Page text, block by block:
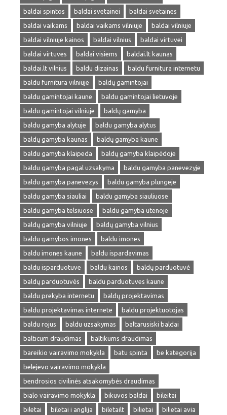
baldai spintos
baldai svetainei
baldai svetaines
baldai vaikams
baldai vaikams vilniuje
baldai vilniuje
baldai vilniuje kainos
baldai vilnius
baldai virtuvei
baldai virtuves
baldai visiems
baldai.lt kaunas
baldai.lt vilnius
baldu dizainas
baldu furnitura internetu
baldu furnitura vilniuje
baldų gamintojai
baldu gamintojai kaune
baldu gamintojai lietuvoje
baldu gamintojai vilniuje
baldų gamyba
baldu gamyba alytuje
baldu gamyba alytus
baldų gamyba kaunas
baldų gamyba kaune
baldu gamyba klaipeda
baldų gamyba klaipėdoje
baldu gamyba pagal uzsakyma
baldu gamyba panevezyje
baldu gamyba panevezys
baldu gamyba plungeje
baldu gamyba siauliai
baldu gamyba siauliuose
baldu gamyba telsiuose
baldu gamyba utenoje
baldų gamyba vilniuje
baldų gamyba vilnius
baldu gamybos imones
baldu imones
baldu imones kaune
baldu ispardavimas
baldu isparduotuve
baldu kainos
baldų parduotuvė
baldų parduotuvės
baldu parduotuves kaune
baldu prekyba internetu
baldų projektavimas
baldu projektavimas internete
baldu projektuotojas
baldu rojus
baldu uzsakymas
baltarusiski baldai
balticum draudimas
baltikums draudimas
bareikio vairavimo mokykla
batu spinta
be kategorija
belejevo vairavimo mokykla
bendrosios civilinės atsakomybės draudimas
bialo vairavimo mokykla
bikuvos baldai
bileitai
biletai
biletai i anglija biletailt bilietai
bilietai avia